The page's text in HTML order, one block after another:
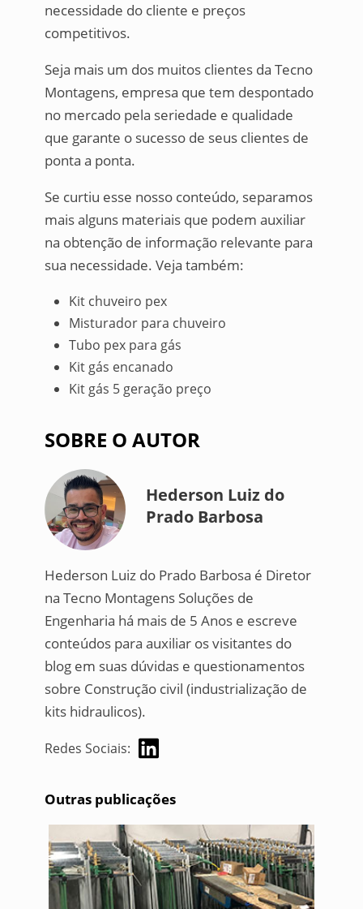
necessidade do cliente e preços
competitivos.
Seja mais um dos muitos clientes da Tecno
Montagens, empresa que tem despontado
no mercado pela seriedade e qualidade
que garante o sucesso de seus clientes de
ponta a ponta.
Se curtiu esse nosso conteúdo, separamos
mais alguns materiais que podem auxiliar
na obtenção de informação relevante para
sua necessidade. Veja também:
Kit chuveiro pex
Misturador para chuveiro
Tubo pex para gás
Kit gás encanado
Kit gás 5 geração preço
SOBRE O AUTOR
Hederson Luiz do
Prado Barbosa
Hederson Luiz do Prado Barbosa é Diretor
na Tecno Montagens Soluções de
Engenharia há mais de 5 Anos e escreve
conteúdos para auxiliar os visitantes do
blog em suas dúvidas e questionamentos
sobre Construção civil (industrialização de
kits hidraulicos).
Redes Sociais:
Outras publicações